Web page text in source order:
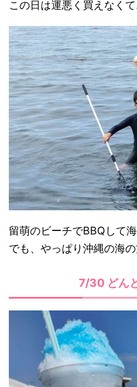
この日は運悪く買えなくて
留萌のビーチでBBQして
でも、やっぱり沖縄の海
7/30 どん